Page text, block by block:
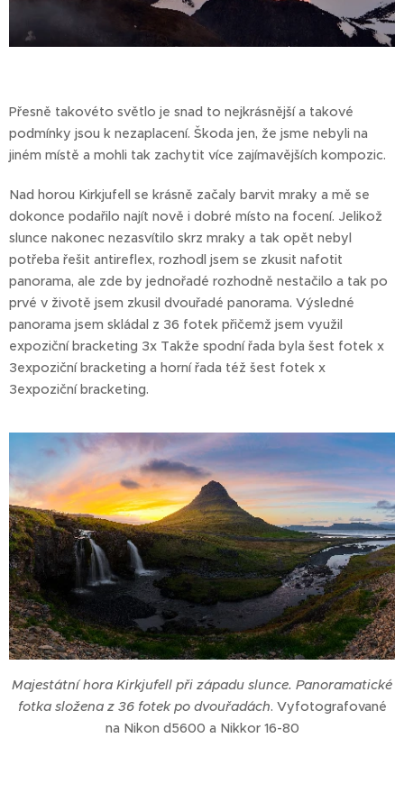
Přesně takovéto světlo je snad to nejkrásnější a takové
podmínky jsou k nezaplacení. Škoda jen, že jsme nebyli na
jiném místě a mohli tak zachytit více zajímavějších kompozic.
Nad horou Kirkjufell se krásně začaly barvit mraky a mě se
dokonce podařilo najít nově i dobré místo na focení. Jelikož
slunce nakonec nezasvítilo skrz mraky a tak opět nebyl
potřeba řešit antireflex, rozhodl jsem se zkusit nafotit
panorama, ale zde by jednořadé rozhodně nestačilo a tak po
prvé v životě jsem zkusil dvouřadé panorama. Výsledné
panorama jsem skládal z 36 fotek přičemž jsem využil
expoziční bracketing 3x Takže spodní řada byla šest fotek x
3expoziční bracketing a horní řada též šest fotek x
3expoziční bracketing.
Majestátní hora Kirkjufell při západu slunce. Panoramatické
fotka složena z 36 fotek po dvouřadách. Vyfotografované
na Nikon d5600 a Nikkor 16-80